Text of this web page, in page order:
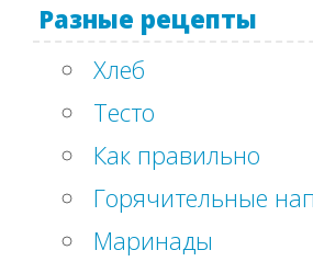
Разные рецепты
Хлеб
Тесто
Как правильно
Горячительные
Маринады